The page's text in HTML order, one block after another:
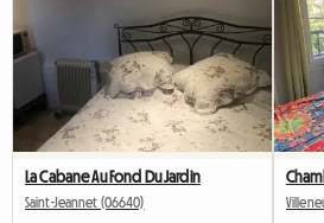
La Cabane Au Fond Du Jardin
Saint-Jeannet (06640)